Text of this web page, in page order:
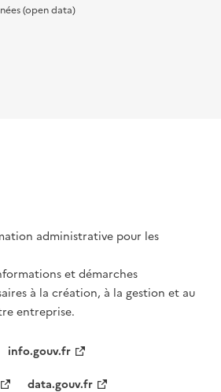
(open data)
administrative pour les
et démarches
entreprise.
info.gouv.fr
data.gouv.fr